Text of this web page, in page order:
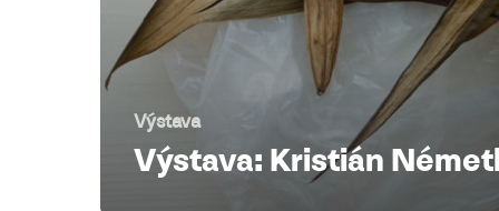
Výstava
Výstava: Kristián